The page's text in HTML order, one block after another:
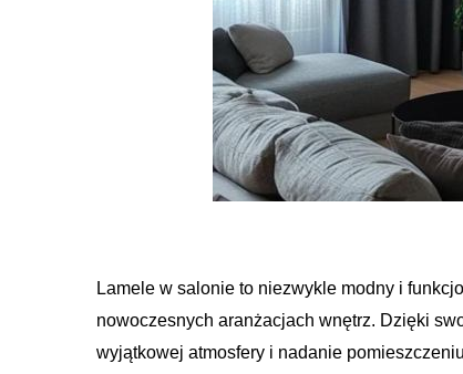
Lamele w salonie to niezwykle modny i
nowoczesnych aranżacjach wnętrz. Dzięki
wyjątkowej atmosfery i nadanie